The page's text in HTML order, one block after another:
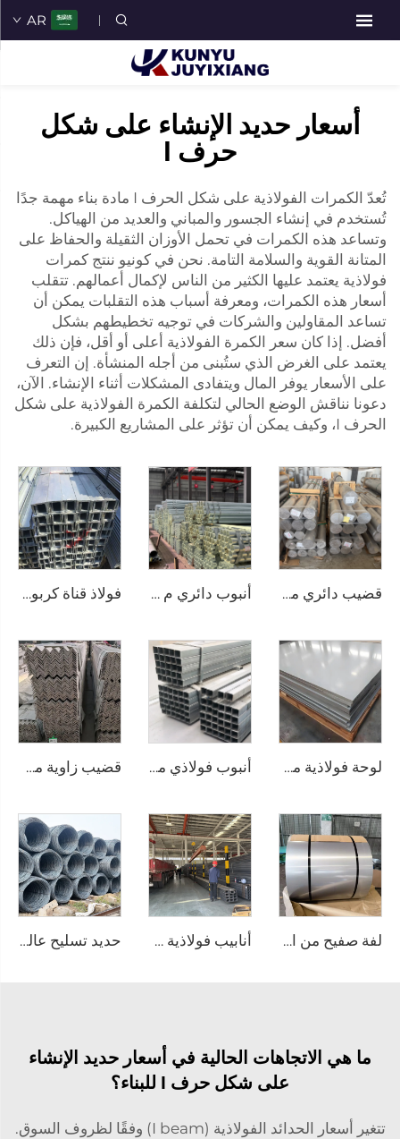
AR
أسعار حديد الإنشاء على شكل
حرف I
تُعدّ الكمرات الفولاذية على شكل الحرف I مادة بناء مهمة جدًا
تُستخدم في إنشاء الجسور والمباني والعديد من الهياكل.
وتساعد هذه الكمرات في تحمل الأوزان الثقيلة والحفاظ على
المتانة القوية والسلامة التامة. نحن في كونيو ننتج كمرات
فولاذية يعتمد عليها الكثير من الناس لإكمال أعمالهم. تتقلب
أسعار هذه الكمرات، ومعرفة أسباب هذه التقلبات يمكن أن
تساعد المقاولين والشركات في توجيه تخطيطهم بشكل
أفضل. إذا كان سعر الكمرة الفولاذية أعلى أو أقل، فإن ذلك
يعتمد على الغرض الذي ستُبنى من أجله المنشأة. إن التعرف
على الأسعار يوفر المال ويتفادى المشكلات أثناء الإنشاء. الآن،
دعونا نناقش الوضع الحالي لتكلفة الكمرة الفولاذية على شكل
الحرف I، وكيف يمكن أن تؤثر على المشاريع الكبيرة.
قضيب دائري من الألومنيوم قضيب ألمنيوم أنبوب دائري م Seamless مغلفن فولاذ قناة كربونية
لوحة فولاذية مقاومة للصدأ أنبوب فولاذي مقاوم للصدأ غير ملحوم على شكل أنابيب مربعة قضيب زاوية من الفولاذ المقاوم للصدأ بحجم مخصص
لفة صفيح من الفولاذ المقاوم للصدأ، لوحة فولاذية من الصلب المقاوم للصدأ أنابيب فولاذية ملحومة كربونية على شكل مربع حديد تسليح عالي الجودة من الصلب الكربوني
ما هي الاتجاهات الحالية في أسعار حديد الإنشاء
على شكل حرف I للبناء؟
تتغير أسعار الحدائد الفولاذية (I beam) وفقًا لظروف السوق.